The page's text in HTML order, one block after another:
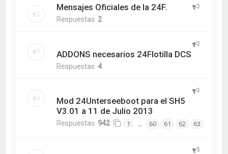
Mensajes Oficiales de la 24F.
Respuestas: 2
ADDONS necesarios 24Flotilla DCS
Respuestas:4
Mod 24Unterseeboot para el SH5
V3.01 a 11 de Julio 2013
Respuestas: 942 1 … 60 61 62 63